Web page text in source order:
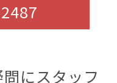
にスタッフ